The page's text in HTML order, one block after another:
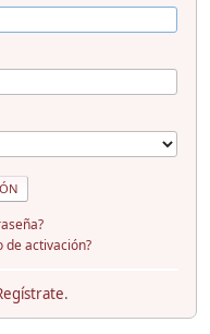
de activación?
.